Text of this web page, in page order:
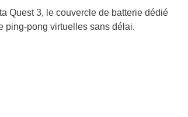
Quest 3, le couvercle de batterie dédié
ping-pong virtuelles sans délai.